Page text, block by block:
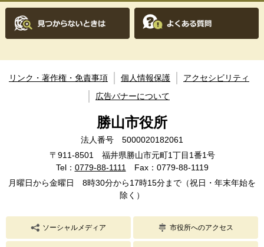
リンク・著作権・免責事項 個人情報保護
アクセシビリティ
広告バナーについて
勝山市役所
法人番号 5000020182061
〒911-8501 福井県勝山市元町1丁目1番1号
Tel： 0779-88-1111
Fax：0779-88-1119
月曜日から金曜日 8時30分から17時15分まで（祝日・年末年始を
除く）
ソーシャルメディア 市役所へのアクセス